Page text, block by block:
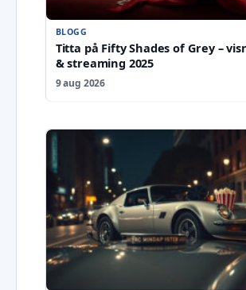
BLOGG
Titta på Fifty Shades of Grey –
& streaming 2025
9 aug 2026